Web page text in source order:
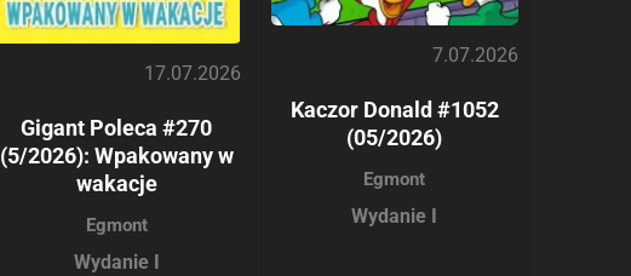
17.07.2026
Gigant Poleca #270
(5/2026): Wpakowany w
wakacje
Egmont
Wydanie I
7.07.2026
Kaczor Donald #1052
(05/2026)
Egmont
Wydanie I